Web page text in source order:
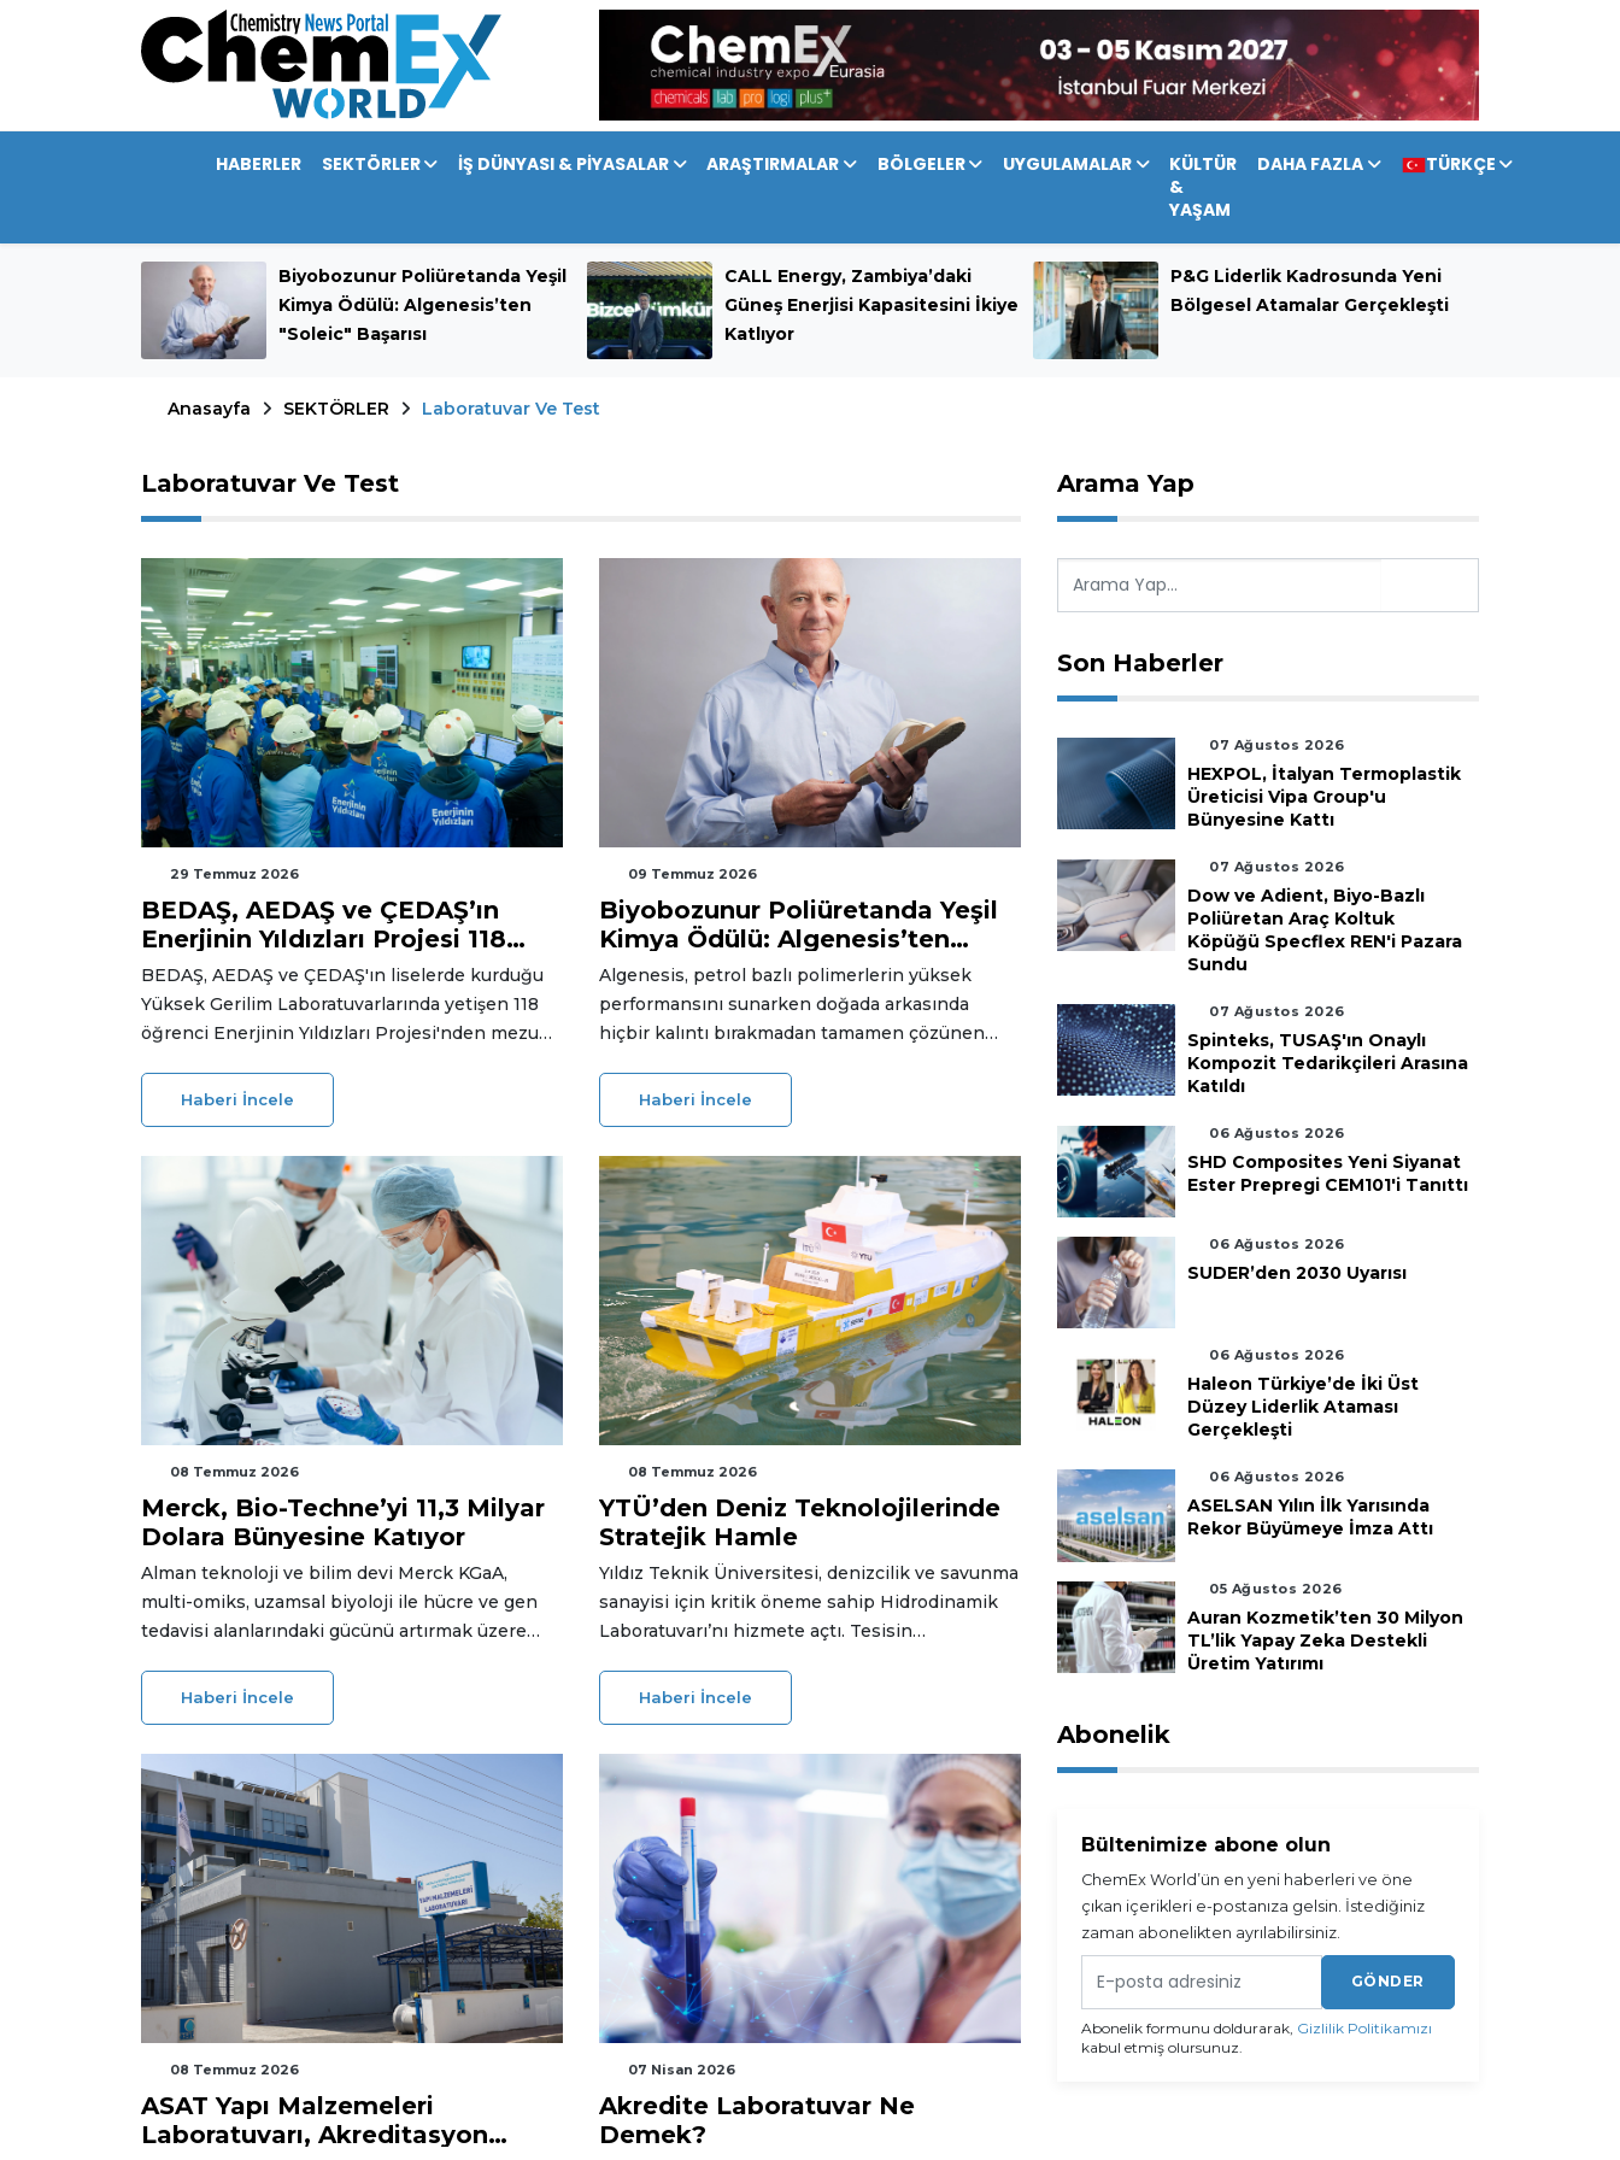
HABERLER SEKTÖRLER İŞ DÜNYASI & PİYASALAR ARAŞTIRMALAR BÖLGELER UYGULAMALAR
KÜLTÜR
&
YAŞAM
DAHA FAZLA TÜRKÇE
Biyobozunur Poliüretanda Yeşil
Kimya Ödülü: Algenesis’ten
"Soleic" Başarısı
CALL Energy, Zambiya’daki
Güneş Enerjisi Kapasitesini İkiye
Katlıyor
P&G Liderlik Kadrosunda Yeni
Bölgesel Atamalar Gerçekleşti
Anasayfa SEKTÖRLER Laboratuvar Ve Test
Laboratuvar Ve Test
29 Temmuz 2026
BEDAŞ, AEDAŞ ve ÇEDAŞ’ın
Enerjinin Yıldızları Projesi 118
Yeni Mezun Verdi
BEDAŞ, AEDAŞ ve ÇEDAŞ'ın liselerde kurduğu
Yüksek Gerilim Laboratuvarlarında yetişen 118
öğrenci Enerjinin Yıldızları Projesi'nden mezun
laboratuvar modeli sayesinde bugüne kadar 157
mezun üç elektrik dağıtım şirketinde istihdam
Haberi İncele
09 Temmuz 2026
Biyobozunur Poliüretanda Yeşil
Kimya Ödülü: Algenesis’ten
"Soleic" Başarısı
Algenesis, petrol bazlı polimerlerin yüksek
performansını sunarken doğada arkasında
hiçbir kalıntı bırakmadan tamamen çözünen
Amerikan Kimya Cemiyeti’nden (ACS) "Yeşil
Kimya Meydan Okuması Ödülü"nü aldı.
Haberi İncele
08 Temmuz 2026
Merck, Bio-Techne’yi 11,3 Milyar
Dolara Bünyesine Katıyor
Alman teknoloji ve bilim devi Merck KGaA,
multi-omiks, uzamsal biyoloji ile hücre ve gen
tedavisi alanlarındaki gücünü artırmak üzere
Haberi İncele
08 Temmuz 2026
YTÜ’den Deniz Teknolojilerinde
Stratejik Hamle
Yıldız Teknik Üniversitesi, denizcilik ve savunma
sanayisi için kritik öneme sahip Hidrodinamik
Laboratuvarı’nı hizmete açtı. Tesisin
performansını dalgalı su koşullarında ölçen
Türkiye’nin ilk "serbest seyirli" deney
Haberi İncele
08 Temmuz 2026
ASAT Yapı Malzemeleri
Laboratuvarı, Akreditasyon
07 Nisan 2026
Akredite Laboratuvar Ne
Demek?
Arama Yap
Son Haberler
07 Ağustos 2026
HEXPOL, İtalyan Termoplastik
Üreticisi Vipa Group'u
Bünyesine Kattı
07 Ağustos 2026
Dow ve Adient, Biyo-Bazlı
Poliüretan Araç Koltuk
Köpüğü Specflex REN'i Pazara
Sundu
07 Ağustos 2026
Spinteks, TUSAŞ'ın Onaylı
Kompozit Tedarikçileri Arasına
Katıldı
06 Ağustos 2026
SHD Composites Yeni Siyanat
Ester Prepregi CEM101'i Tanıttı
06 Ağustos 2026
SUDER’den 2030 Uyarısı
06 Ağustos 2026
Haleon Türkiye’de İki Üst
Düzey Liderlik Ataması
Gerçekleşti
06 Ağustos 2026
ASELSAN Yılın İlk Yarısında
Rekor Büyümeye İmza Attı
05 Ağustos 2026
Auran Kozmetik’ten 30 Milyon
TL’lik Yapay Zeka Destekli
Üretim Yatırımı
Abonelik
Bültenimize abone olun
ChemEx World’ün en yeni haberleri ve öne
çıkan içerikleri e-postanıza gelsin. İstediğiniz
zaman abonelikten ayrılabilirsiniz.
GÖNDER
Abonelik formunu doldurarak, Gizlilik Politikamızı
kabul etmiş olursunuz.